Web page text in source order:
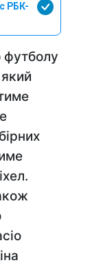
РБК-
футболу
який